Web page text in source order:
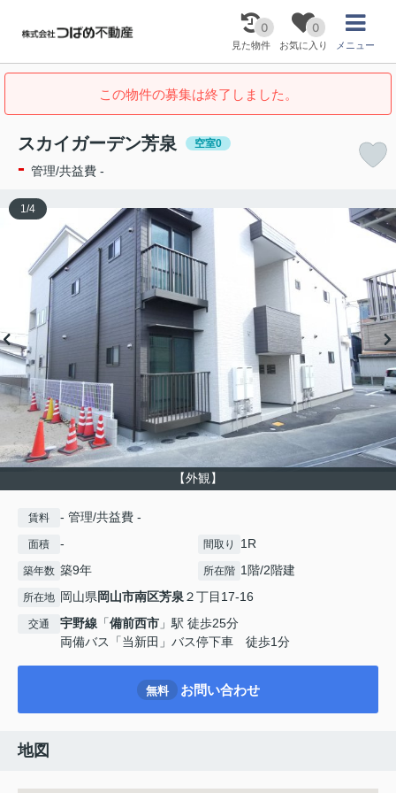
0
見た物件
0
お気に入り メニュー
この物件の募集は終了しました。
スカイガーデン芳泉 空室0
- 管理/共益費 -
【外観】
1 /4
賃料 - 管理/共益費 -
面積 - 間取り 1R
築年数 築9年 所在階 1階/2階建
所在地 岡山県岡山市南区芳泉 ２丁目17-16
交通 宇野線 「備前西市 」駅 徒歩25分
両備バス「当新田」バス停下車 徒歩1分
無料 お問い合わせ
地図